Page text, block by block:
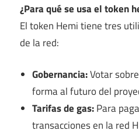
¿Para qué se usa el token
El token Hemi tiene tres
de la red:
Gobernancia:Votar
forma al futuro del
Tarifas de gas:Para
transacciones en la red